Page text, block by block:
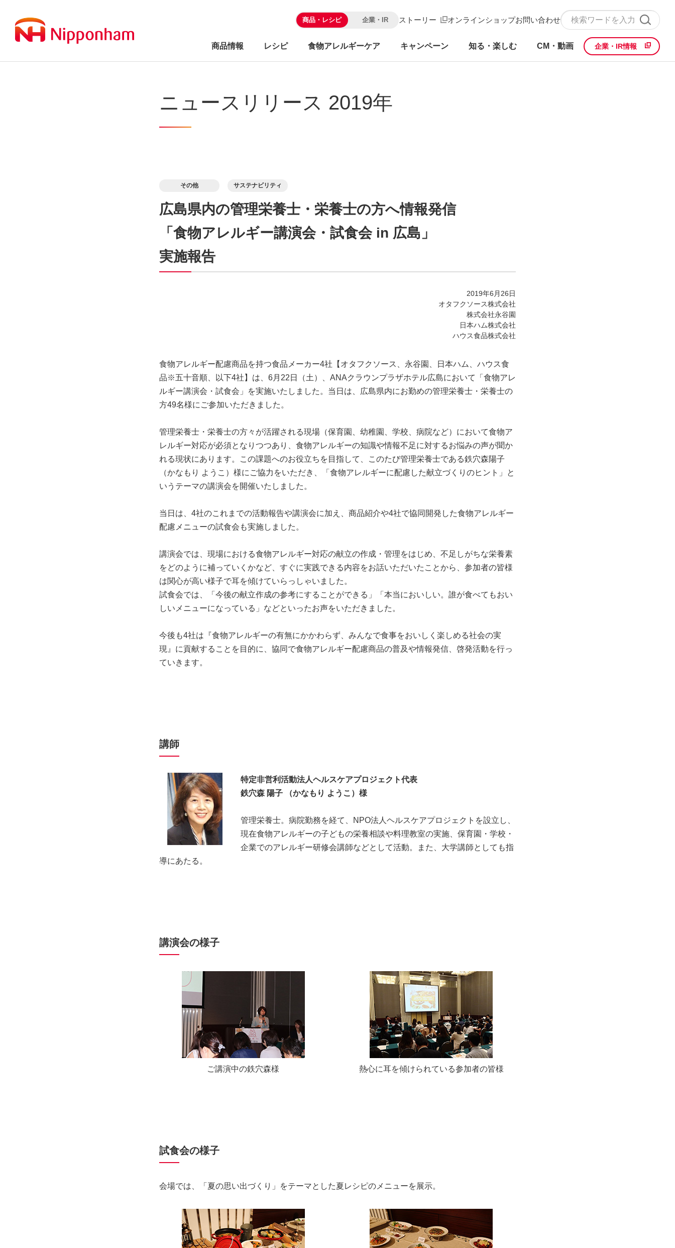
商品・レシピ 企業・IR ストーリー オンラインショップお問い合わせ
商品情報 レシピ 食物アレルギーケア キャンペーン 知る・楽しむ CM・動画 企業・IR情報
ニュースリリース 2019年
その他 サステナビリティ
広島県内の管理栄養士・栄養士の方へ情報発信
「食物アレルギー講演会・試食会 in 広島」
実施報告
2019年6月26日
オタフクソース株式会社
株式会社永谷園
日本ハム株式会社
ハウス食品株式会社
食物アレルギー配慮商品を持つ食品メーカー4社【オタフクソース、永谷園、日本ハム、ハウス食
品※五十音順、以下4社】は、6月22日（土）、ANAクラウンプラザホテル広島において「食物アレ
ルギー講演会・試食会」を実施いたしました。当日は、広島県内にお勤めの管理栄養士・栄養士の
方49名様にご参加いただきました。
管理栄養士・栄養士の方々が活躍される現場（保育園、幼稚園、学校、病院など）において食物ア
レルギー対応が必須となりつつあり、食物アレルギーの知識や情報不足に対するお悩みの声が聞か
れる現状にあります。この課題へのお役立ちを目指して、このたび管理栄養士である鉄穴森陽子
（かなもり ようこ）様にご協力をいただき、「食物アレルギーに配慮した献立づくりのヒント」と
いうテーマの講演会を開催いたしました。
当日は、4社のこれまでの活動報告や講演会に加え、商品紹介や4社で協同開発した食物アレルギー
配慮メニューの試食会も実施しました。
講演会では、現場における食物アレルギー対応の献立の作成・管理をはじめ、不足しがちな栄養素
をどのように補っていくかなど、すぐに実践できる内容をお話いただいたことから、参加者の皆様
は関心が高い様子で耳を傾けていらっしゃいました。
試食会では、「今後の献立作成の参考にすることができる」「本当においしい。誰が食べてもおい
しいメニューになっている」などといったお声をいただきました。
今後も4社は『食物アレルギーの有無にかかわらず、みんなで食事をおいしく楽しめる社会の実
現』に貢献することを目的に、協同で食物アレルギー配慮商品の普及や情報発信、啓発活動を行っ
ていきます。
講師
特定非営利活動法人ヘルスケアプロジェクト代表
鉄穴森 陽子 （かなもり ようこ）様
管理栄養士。病院勤務を経て、NPO法人ヘルスケアプロジェクトを設立し、
現在食物アレルギーの子どもの栄養相談や料理教室の実施、保育園・学校・
企業でのアレルギー研修会講師などとして活動。また、大学講師としても指
導にあたる。
講演会の様子
ご講演中の鉄穴森様 熱心に耳を傾けられている参加者の皆様
試食会の様子
会場では、「夏の思い出づくり」をテーマとした夏レシピのメニューを展示。